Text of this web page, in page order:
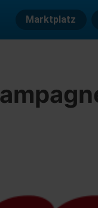
Marktplatz